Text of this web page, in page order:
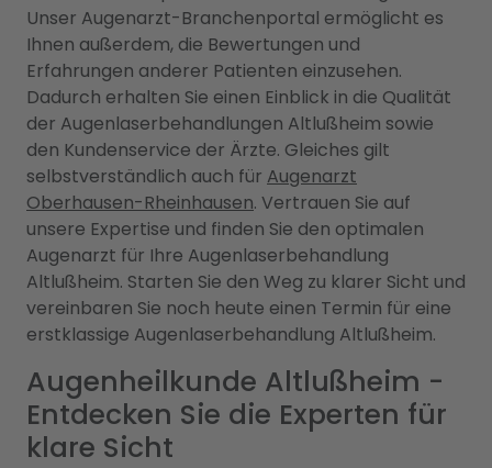
Unser Augenarzt-Branchenportal ermöglicht es
Ihnen außerdem, die Bewertungen und
Erfahrungen anderer Patienten einzusehen.
Dadurch erhalten Sie einen Einblick in die Qualität
der Augenlaserbehandlungen Altlußheim sowie
den Kundenservice der Ärzte. Gleiches gilt
selbstverständlich auch für Augenarzt
Oberhausen-Rheinhausen. Vertrauen Sie auf
unsere Expertise und finden Sie den optimalen
Augenarzt für Ihre Augenlaserbehandlung
Altlußheim. Starten Sie den Weg zu klarer Sicht und
vereinbaren Sie noch heute einen Termin für eine
erstklassige Augenlaserbehandlung Altlußheim.
Augenheilkunde Altlußheim -
Entdecken Sie die Experten für
klare Sicht